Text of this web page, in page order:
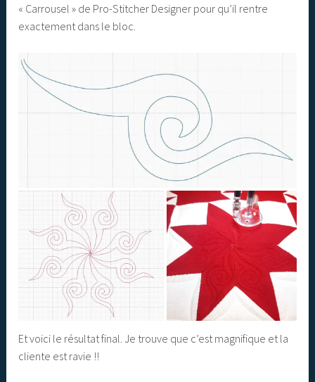
« Carrousel » de Pro-Stitcher Designer pour qu’il rentre
exactement dans le bloc.
Et voici le résultat final. Je trouve que c’est magnifique et la
cliente est ravie !!